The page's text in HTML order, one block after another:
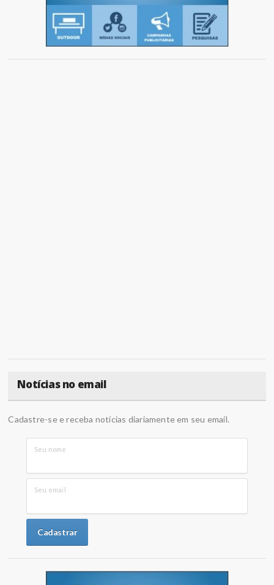
Notícias no email
Cadastre-se e receba notícias diariamente em seu email.
Seu nome
Seu email